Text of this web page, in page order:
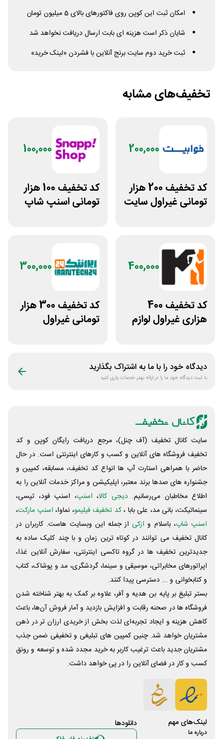
امکان ثبت این کوپن روی فاکتورهای بالای 5 میلیون تومان
شایان ذکر است هزینه ای بابت ارسال دریافت نخواهد شد
ثبت خرید دوم سایت برنج آنلاین با فشردن «لینک خرید»
تخفیف‌های مشابه
200,000
کد تخفیف 200 هزار
تومانی غیراول سایت
100,000
کد تخفیف 100 هزار
تومانی اسنپ شاپ
400,000
کد تخفیف 400
هزاری غیراول لوازم
300,000
کد تخفیف 300 هزار
تومانی غیراول
دیدگاه خود را با ما به اشتراک بگذارید
با ثبت دیدگاه خود ما را در ارائه بهتر خدمات یاری کنید
سایت کانال تخفیف (آف چنل)، مرجع دریافت رایگان کوپن و کد
تخفیف فروشگاه های آنلاین و کسب و‌ کارهای اینترنتی است. در حال
حاضر با همراهی استارت آپ ها انواع کد تخفیف، مسابقه، کمپین و
جشنواره های صدها برند معتبر، اپلیکیشن و مراکز خدمات آنلاین را به
اطلاع مخاطبان می‌رسانیم. دیجی کالا، اسنپ، اسنپ فود، تپسی،
سینماتیکت، بانی مد، علی‌ بابا ،کد تخفیف فیلیمو، نماوا، اسنپ مارکت،
اسنپ شاپ، باسلام و ازکی از جمله این وبسایت ‌هاست. کاربران در
کانال تخفیف می توانند در کوتاه ترین زمان و با چند کلیک ساده به
جدیدترین تخفیف ها در گروه تاکسی اینترنتی، سفارش آنلاین غذا،
اپراتورهای مخابراتی، موسیقی و سینما، گردشگری، مد و پوشاک، کتاب
و کتابخوانی و ... دسترسی پیدا کنند.
بستر تبلیغ بر پایه بن هدیه و آفر، علاوه بر کمک به بهتر شناخته شدن
فروشگاه ها در صحنه رقابت و افزایش بازدید و آمار فروش آن‌ها، باعث
کاهش هزینه و ایجاد تجربه‌ای لذت بخش از خریدی ارزان تر در ذهن
مشتریان خواهد شد. چنین کمپین های تبلیغی و تخفیفی ضمن جذب
مشتریان جدید باعث ترغیب کاربر به خرید مجدد شده و توسعه و رونق
کسب و کار در فضای آنلاین را در پی خواهد داشت.
لینک‌های مهم
درباره ما
دانلود‌ها